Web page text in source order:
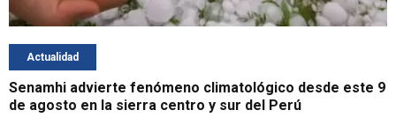
Actualidad
Senamhi advierte fenómeno climatológico desde este 9
de agosto en la sierra centro y sur del Perú